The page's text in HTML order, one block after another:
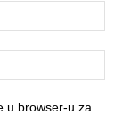
u browser-u za